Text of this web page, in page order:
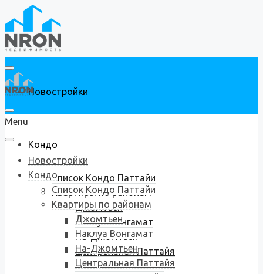
Новостройки
Кондо
Список Кондо Паттайи
Квартиры по районам
Джомтьен
Наклуа Вонгамат
На-Джомтьен
Центральная Паттайя
Восточная Паттайя
Menu
Новостройки
Кондо
Список Кондо Паттайи
Квартиры по районам
Джомтьен
Наклуа Вонгамат
На-Джомтьен
Центральная Паттайя